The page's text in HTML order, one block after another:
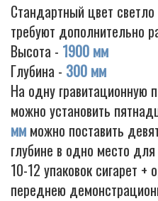
Стандартный цвет
требуют дополнительно
Высота - 1900 мм
Глубина - 300 мм
На одну гравитационную
можно установить
мм можно поставить
глубине в одно место
10-12 упаковок сигарет
переднею